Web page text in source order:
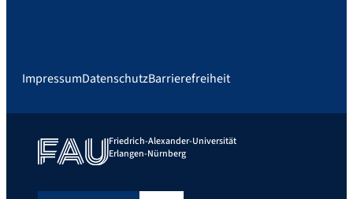
ImpressumDatenschutzBarrierefreiheit
Friedrich-Alexander-Universität
Erlangen-Nürnberg